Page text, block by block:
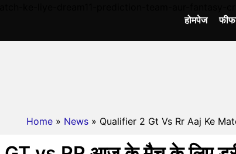
ke-liye-dream11-prediction-team-aur-fantasy-
होमपेज
Home » News » Qualifier 2 Gt Vs Rr Aaj Ke